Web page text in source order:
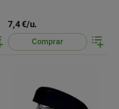
7,4 €/u.
Comprar